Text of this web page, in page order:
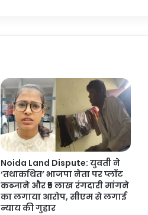
आरोप
मामले
का
खुलासा
Noida Land Dispute: युवती ने
‘तथाकथित’ भाजपा नेता पर प्लॉट
कब्जाने और ₹5 लाख रंगदारी मांगने
का लगाया आरोप, सीएम से लगाई
न्याय की गुहार